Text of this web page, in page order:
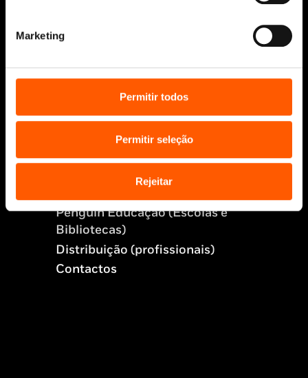
Marketing
Permitir todos
Permitir seleção
Rejeitar
Todos os direitos reservados.
Desenvolvido porMake It Digital
Penguin Educação (Escolas e
Bibliotecas)
Distribuição (profissionais)
Contactos